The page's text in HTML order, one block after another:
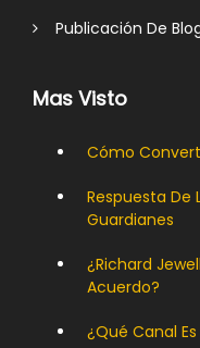
Publicación De
Mas Visto
Cómo
Respuesta De
Guardianes
¿Richard
Acuerdo?
¿Qué Canal